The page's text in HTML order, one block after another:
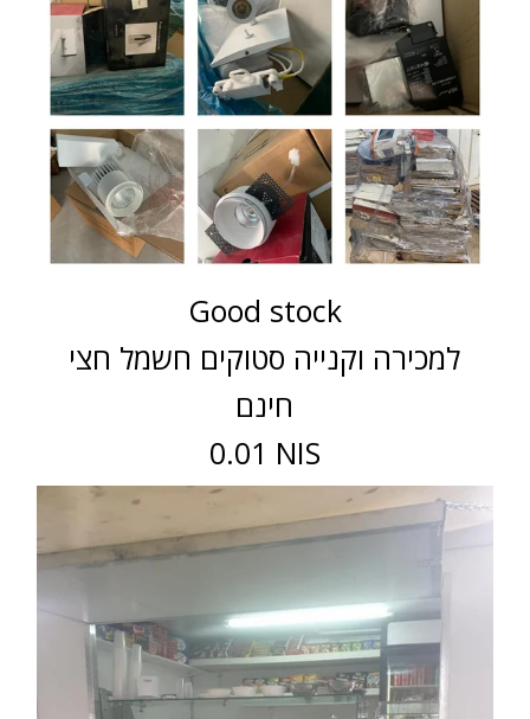
Good stock
למכירה וקנייה סטוקים חשמל חצי
חינם
0.01 NIS